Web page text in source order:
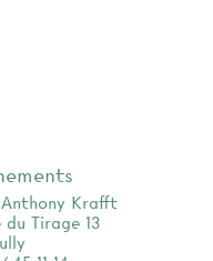
Krafft
du Tirage 13